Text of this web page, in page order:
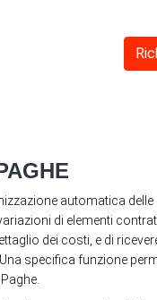
automatica delle
di elementi
dei costi, e di
specifica funzione